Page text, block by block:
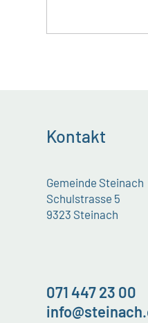
Kontakt
Gemeinde Steinach
Schulstrasse 5
9323 Steinach
071 447 23 00